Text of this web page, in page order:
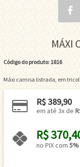
MÁXI
Código do produto: 1816
Máxi camisa listrada, em
R$ 389,90
em até 3x de
R$
no PIX com